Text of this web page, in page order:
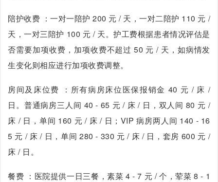
陪护收费 ：一对一陪护 200 元 / 天，一对二陪护 110 元 /
天，一对三陪护 100 元 / 天。护工费根据患者情况评估是
否需要加项收费，加项收费不超过 50 元 / 天，如病情发
生变化则相应进行加项收费调整。
房间及床位费 ：所有病房床位医保报销金 40 元 / 床 /
日。普通病房三人间 40 - 65 元 / 床 / 日，双人间 80 元 /
床 / 日，单间 160 元 / 床 / 日；VIP 病房两人间 140 - 16
5 元 / 床 / 日，单间 280 - 330 元 / 床 / 日，套房 600 元 /
床 / 日。
餐费 ：医院提供一日三餐，素菜 4 - 7 元 / 个，荤菜 8 - 1